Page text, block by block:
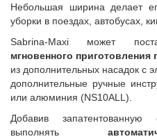
Небольшая ширина делает
уборки в поездах, автобусах,
Sabrina-Maxi может
мгновенного приготовления
из дополнительных насадок с
дополнительные ручные
или алюминия (NS10ALL).
Добавив
выполнять